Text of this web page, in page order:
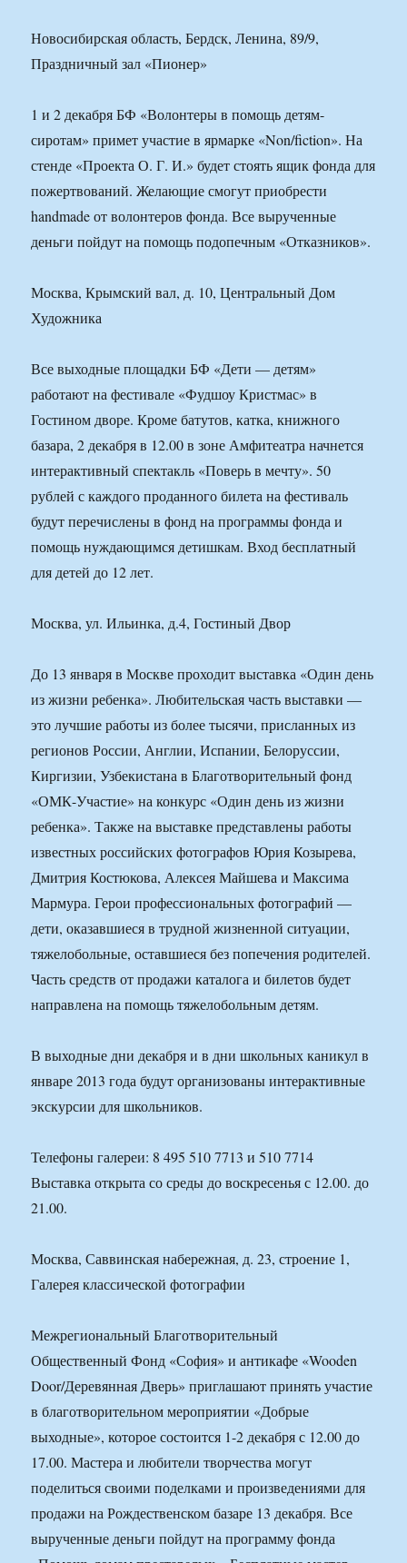
Новосибирская область, Бердск, Ленина, 89/9,
Праздничный зал «Пионер»
1 и 2 декабря БФ «Волонтеры в помощь детям-
сиротам» примет участие в ярмарке «Non/fiction». На
стенде «Проекта О. Г. И.» будет стоять ящик фонда для
пожертвований. Желающие смогут приобрести
handmade от волонтеров фонда. Все вырученные
деньги пойдут на помощь подопечным «Отказников».
Москва, Крымский вал, д. 10, Центральный Дом
Художника
Все выходные площадки БФ «Дети — детям»
работают на фестивале «Фудшоу Кристмас» в
Гостином дворе. Кроме батутов, катка, книжного
базара, 2 декабря в 12.00 в зоне Амфитеатра начнется
интерактивный спектакль «Поверь в мечту». 50
рублей с каждого проданного билета на фестиваль
будут перечислены в фонд на программы фонда и
помощь нуждающимся детишкам. Вход бесплатный
для детей до 12 лет.
Москва, ул. Ильинка, д.4, Гостиный Двор
До 13 января в Москве проходит выставка «Один день
из жизни ребенка». Любительская часть выставки —
это лучшие работы из более тысячи, присланных из
регионов России, Англии, Испании, Белоруссии,
Киргизии, Узбекистана в Благотворительный фонд
«ОМК-Участие» на конкурс «Один день из жизни
ребенка». Также на выставке представлены работы
известных российских фотографов Юрия Козырева,
Дмитрия Костюкова, Алексея Майшева и Максима
Мармура. Герои профессиональных фотографий —
дети, оказавшиеся в трудной жизненной ситуации,
тяжелобольные, оставшиеся без попечения родителей.
Часть средств от продажи каталога и билетов будет
направлена на помощь тяжелобольным детям.
В выходные дни декабря и в дни школьных каникул в
январе 2013 года будут организованы интерактивные
экскурсии для школьников.
Телефоны галереи: 8 495 510 7713 и 510 7714
Выставка открыта со среды до воскресенья с 12.00. до
21.00.
Москва, Саввинская набережная, д. 23, строение 1,
Галерея классической фотографии
Межрегиональный Благотворительный
Общественный Фонд «София» и антикафе «Wooden
Door/Деревянная Дверь» приглашают принять участие
в благотворительном мероприятии «Добрые
выходные», которое состоится 1-2 декабря с 12.00 до
17.00. Мастера и любители творчества могут
поделиться своими поделками и произведениями для
продажи на Рождественском базаре 13 декабря. Все
вырученные деньги пойдут на программу фонда